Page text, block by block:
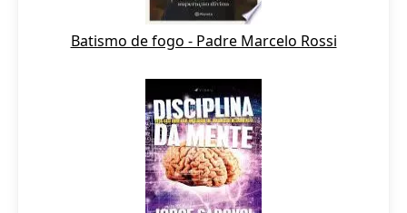
Batismo de fogo - Padre Marcelo Rossi